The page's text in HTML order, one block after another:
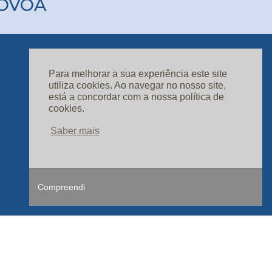
Para melhorar a sua experiência este site
utiliza cookies. Ao navegar no nosso site,
está a concordar com a nossa política de
cookies.
Saber mais
Compreendi
ASSINATURAS
CONTACTOS